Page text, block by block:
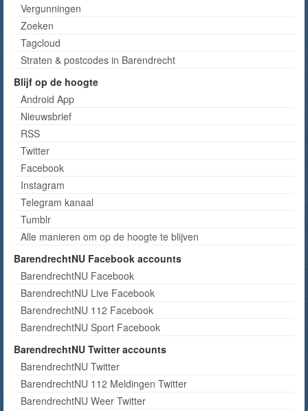
Vergunningen
Zoeken
Tagcloud
Straten & postcodes in Barendrecht
Blijf op de hoogte
Android App
Nieuwsbrief
RSS
Twitter
Facebook
Instagram
Telegram kanaal
Tumblr
Alle manieren om op de hoogte te blijven
BarendrechtNU Facebook accounts
BarendrechtNU Facebook
BarendrechtNU Live Facebook
BarendrechtNU 112 Facebook
BarendrechtNU Sport Facebook
BarendrechtNU Twitter accounts
BarendrechtNU Twitter
BarendrechtNU 112 Meldingen Twitter
BarendrechtNU Weer Twitter